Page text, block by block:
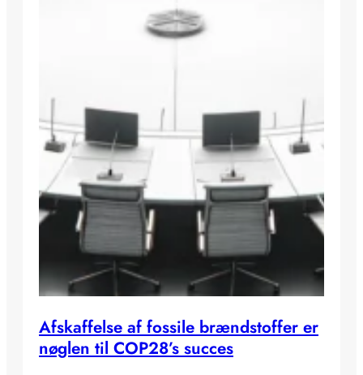
Afskaffelse af fossile brændstoffer er
nøglen til COP28’s succes